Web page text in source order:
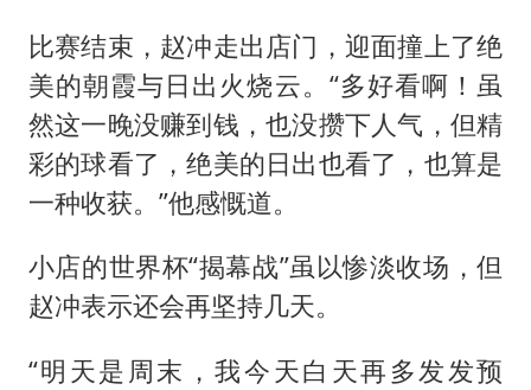
比赛结束，赵冲走出店门，迎面撞上了绝
美的朝霞与日出火烧云。“多好看啊！虽
然这一晚没赚到钱，也没攒下人气，但精
彩的球看了，绝美的日出也看了，也算是
一种收获。”他感慨道。
小店的世界杯“揭幕战”虽以惨淡收场，但
赵冲表示还会再坚持几天。
“明天是周末，我今天白天再多发发预